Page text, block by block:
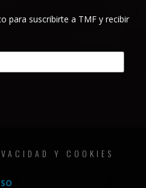
para suscribirte a TMF y recibir
Y COOKIES